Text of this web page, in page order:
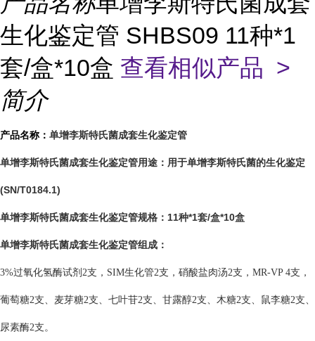
生化鉴定管 SHBS09 11种*1
套/盒*10盒 查看相似产品 >
简介
产品名称： 单增李斯特氏菌成套生化鉴定管
单增李斯特氏菌成套生化鉴定管用途： 用于单增李斯特氏菌的生化鉴定
(SN/T0184.1)
单增李斯特氏菌成套生化鉴定管规格： 11种*1套/盒*10盒
单增李斯特氏菌成套生化鉴定管组成：
3%过氧化氢酶试剂2支，SIM生化管2支， 硝酸盐肉汤2支， MR-VP 4支，
葡萄糖2支、 麦芽糖2支、七叶苷2支、 甘露醇2支、 木糖2支、鼠李糖2支、
尿素酶2支。